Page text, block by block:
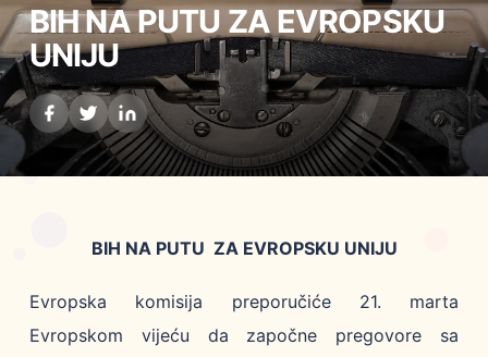
BIH NA PUTU ZA EVROPSKU
UNIJU
BIH NA PUTU ZA EVROPSKU UNIJU
Evropska komisija preporučiće 21. marta
Evropskom vijeću da započne pregovore sa